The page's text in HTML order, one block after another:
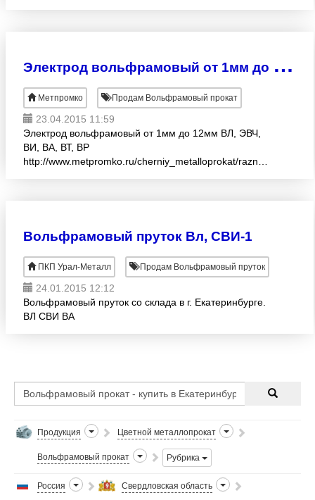
Э
лектрод вольфрамовый от 1мм до 12мм ВЛ, ЭВЧ, ВИ, ВА, ВТ, ВР
Метпромко Продам Вольфрамовый прокат
23.04.2015 11:59
Электрод вольфрамовый от 1мм до 12мм ВЛ, ЭВЧ,
ВИ, ВА, ВТ, ВР
http://www.metpromko.ru/cherniy_metalloprokat/raznoe/elektrodi
Вольфрамовый пруток Вл, СВИ-1
ПКП Урал-Металл Продам Вольфрамовый пруток
24.01.2015 12:12
Вольфрамовый пруток со склада в г. Екатеринбурге.
ВЛ СВИ ВА
Продукция Цветной металлопрокат
Вольфрамовый прокат Рубрика
Россия Свердловская область